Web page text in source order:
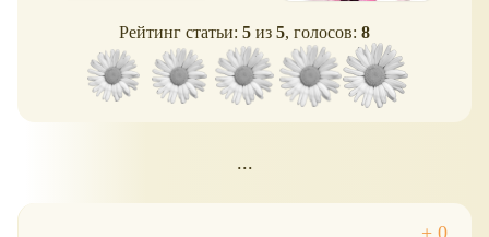
Рейтинг статьи: 5 из 5, голосов: 8
...